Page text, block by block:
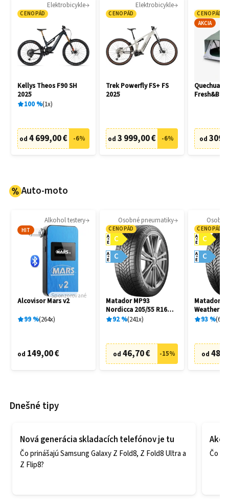
Elektrobicykle
CENOPÁD
Kellys Theos F90 SH
2025
100% 1x
od 4 699,00 € -6%
Elektrobicykle
CENOPÁD
Trek Powerfly FS+ FS
2025
od 3 999,00 € -6%
CENOPÁD
AKCIA
Quechua
od
Auto-moto
Alkohol testery
HIT
Sponzorované
Alcovisor Mars v2
99% 264x
od 149,00 €
Osobné pneumatiky
CENOPÁD
C
A
E
C
A
E
Matador MP93
Nordicca 205/55 R16
91H
92% 241x
od 46,70 € -15%
CENOPÁD
C
A
E
C
A
E
Matador
Weather
R16 91H
93% 69
od
Dnešné tipy
Nová generácia skladacích telefónov je tu
Čo prinášajú Samsung Galaxy Z Fold8, Z Fold8 Ultra a
Z Flip8?
Ako
Čo